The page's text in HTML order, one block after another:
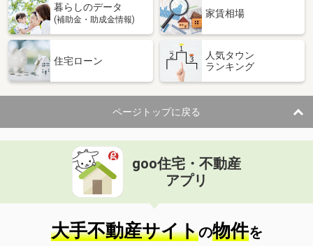
暮らしのデータ
(補助金・助成金情報)
家賃相場
住宅ローン
人気タウン
ランキング
ページトップに戻る
goo住宅・不動産
アプリ
大手不動産サイトの物件を